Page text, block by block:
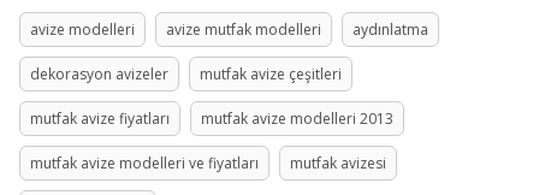
avize modelleri avize mutfak modelleri aydınlatma
dekorasyon avizeler mutfak avize çeşitleri
mutfak avize fiyatları mutfak avize modelleri 2013
mutfak avize modelleri ve fiyatları mutfak avizesi